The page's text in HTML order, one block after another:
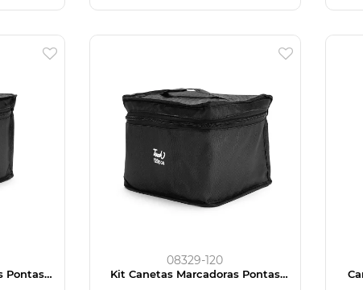
Pontas
08329-120
Kit Canetas Marcadoras Pontas